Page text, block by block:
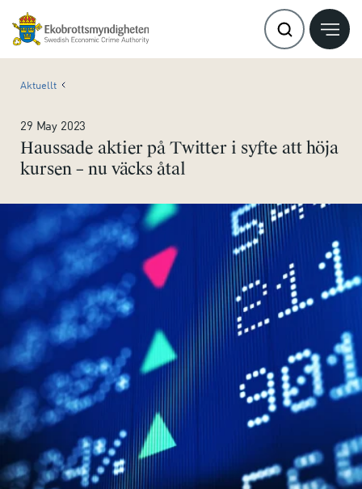
Aktuellt
29 May 2023
Haussade aktier på Twitter i syfte att höja
kursen – nu väcks åtal